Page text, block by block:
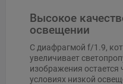
Высокое
освещении
С диафрагмой f/1.9,
увеличивает
изображения
условиях низкой